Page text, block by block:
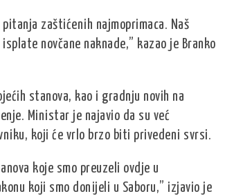
pitanja zaštićenih najmoprimaca. Naš
novčane naknade,” kazao je Branko
stanova, kao i gradnju novih na
Ministar je najavio da su već
koji će vrlo brzo biti privedeni svrsi.
koje smo preuzeli ovdje u
koji smo donijeli u Saboru,” izjavio je